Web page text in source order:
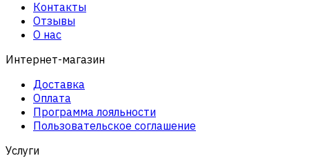
Контакты
Отзывы
О нас
Интернет-магазин
Доставка
Оплата
Программа лояльности
Пользовательское соглашение
Услуги